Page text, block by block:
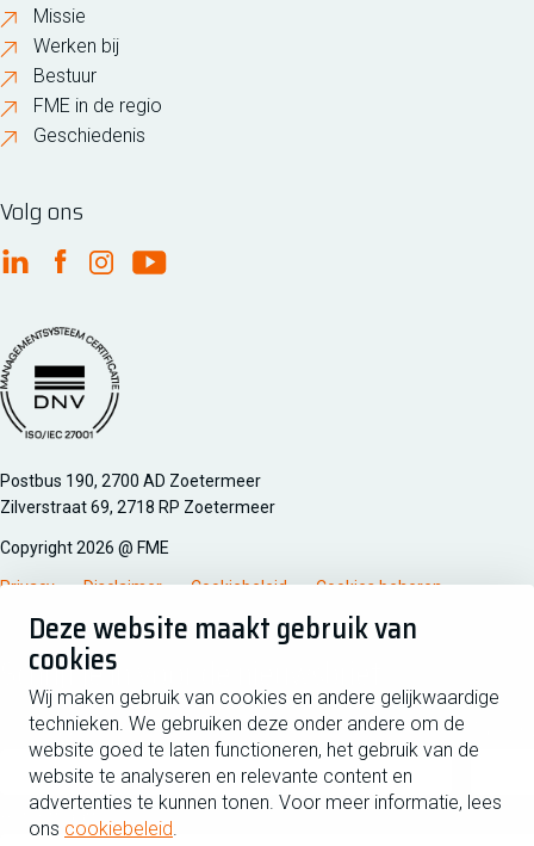
Deze website maakt gebruik van
cookies
Wij maken gebruik van cookies en andere gelijkwaardige
technieken. We gebruiken deze onder andere om de
website goed te laten functioneren, het gebruik van de
website te analyseren en relevante content en
advertenties te kunnen tonen. Voor meer informatie, lees
ons cookiebeleid.
Missie
Werken bij
Bestuur
FME in de regio
Geschiedenis
Volg ons
FME Linkedin
FME Facebook
FME Instagram
FME Youtube
Managementsyteem certificatie DNV iso/iec 27001
Postbus 190, 2700 AD Zoetermeer
Zilverstraat 69, 2718 RP Zoetermeer
Copyright 2026 @ FME
Privacy Disclaimer Cookiebeleid Cookies beheren
Schrijf je in voor de nieuwsbrief
Voornaam
Achternaam